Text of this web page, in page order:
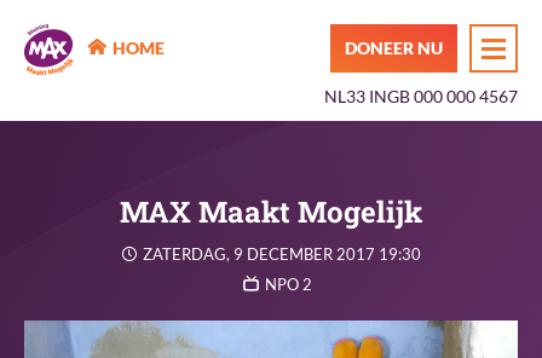
MAX Maakt Mogelijk
HOME DONEER NU
NL33 INGB 000 000 4567
MAX Maakt Mogelijk
ZATERDAG, 9 DECEMBER 2017 19:30
NPO 2